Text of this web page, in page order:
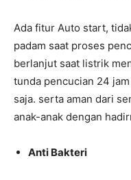
Ada fitur Auto start,
padam saat proses
berlanjut saat listrik
tunda pencucian 24
saja. serta aman dari
anak-anak dengan
Anti Bakteri